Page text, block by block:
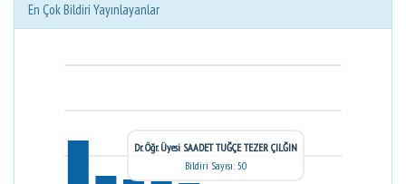
En Çok Bildiri Yayınlayanlar
Dr. Öğr. Üyesi SAADET TUĞÇE TEZER ÇILĞIN
Bildiri Sayısı: 50